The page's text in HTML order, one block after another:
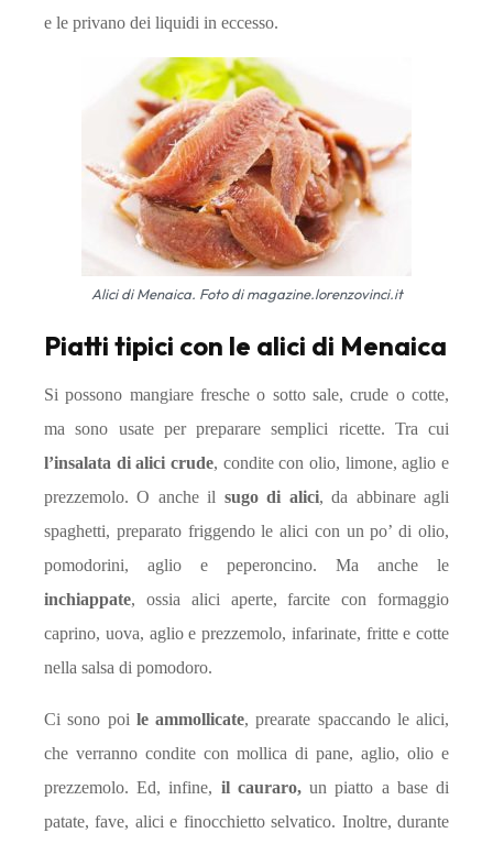
e le privano dei liquidi in eccesso.
Alici di Menaica. Foto di magazine.lorenzovinci.it
Piatti tipici con le alici di Menaica
Si possono mangiare fresche o sotto sale, crude o cotte,
ma sono usate per preparare semplici ricette. Tra cui
l’insalata di alici crude, condite con olio, limone, aglio e
prezzemolo. O anche il sugo di alici, da abbinare agli
spaghetti, preparato friggendo le alici con un po’ di olio,
pomodorini, aglio e peperoncino. Ma anche le
inchiappate, ossia alici aperte, farcite con formaggio
caprino, uova, aglio e prezzemolo, infarinate, fritte e cotte
nella salsa di pomodoro.
Ci sono poi le ammollicate, prearate spaccando le alici,
che verranno condite con mollica di pane, aglio, olio e
prezzemolo. Ed, infine, il cauraro,un piatto a base di
patate, fave, alici e finocchietto selvatico. Inoltre, durante